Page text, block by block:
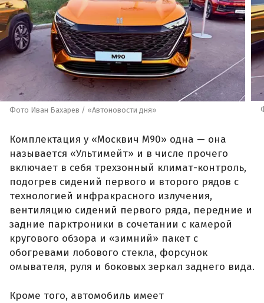
Фото Иван Бахарев / «Автоновости дня»
Комплектация у «Москвич М90» одна — она
называется «Ультимейт» и в числе прочего
включает в себя трехзонный климат-контроль,
подогрев сидений первого и второго рядов с
технологией инфракрасного излучения,
вентиляцию сидений первого ряда, передние и
задние парктроники в сочетании с камерой
кругового обзора и «зимний» пакет с
обогревами лобового стекла, форсунок
омывателя, руля и боковых зеркал заднего вида.
Кроме того, автомобиль имеет